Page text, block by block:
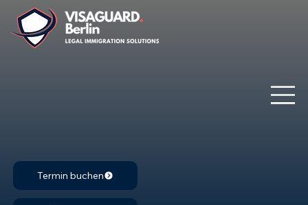
Termin buchen